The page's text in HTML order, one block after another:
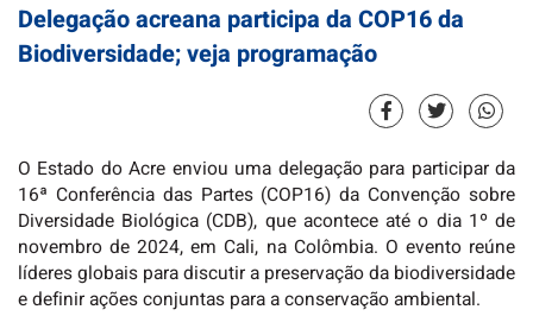
Delegação acreana participa da COP16 da
Biodiversidade; veja programação
O Estado do Acre enviou uma delegação para participar da
16ª Conferência das Partes (COP16) da Convenção sobre
Diversidade Biológica (CDB), que acontece até o dia 1º de
novembro de 2024, em Cali, na Colômbia. O evento reúne
líderes globais para discutir a preservação da biodiversidade
e definir ações conjuntas para a conservação ambiental.